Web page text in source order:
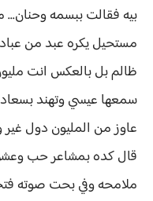
بيه فقالت ببسمه
مستحيل يكره عبد من
ظالم بل بالعكس انت
سمعها عيسي وتهند
عاوز من المليون دول
قال كده بمشاعر حب
ملامحه وفي بحت صوته